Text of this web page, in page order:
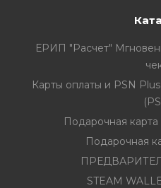
ЕРИП "Расчет"
Карты оплаты и PSN
Подарочная
Подарочная
STEAM